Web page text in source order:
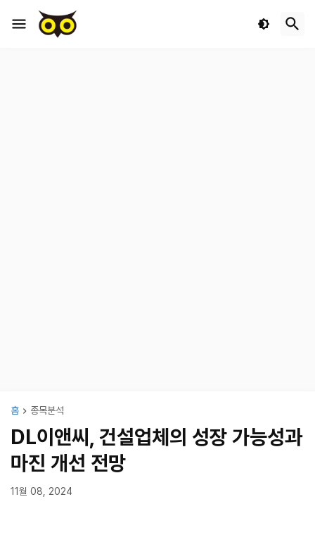
홈 종목분석
DL이앤씨, 건설업체의 성장 가능성과
마진 개선 전망
11월 08, 2024